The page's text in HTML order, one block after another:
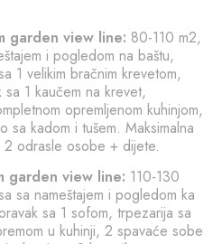
garden view line: 80-110 m2,
i pogledom na baštu,
1 velikim bračnim krevetom,
sa 1 kaučem na krevet,
opremljenom kuhinjom,
sa kadom i tušem. Maksimalna
odrasle osobe + dijete.
garden view line: 110-130
sa nameštajem i pogledom ka
sa 1 sofom, trpezarija sa
u kuhinji, 2 spavaće sobe